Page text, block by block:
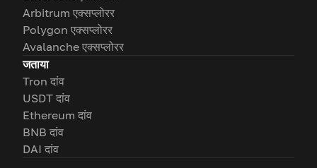
Arbitrum एक्सप्लोरर
Polygon एक्सप्लोरर
Avalanche एक्सप्लोरर
जताया
Tron दांव
USDT दांव
Ethereum दांव
BNB दांव
DAI दांव